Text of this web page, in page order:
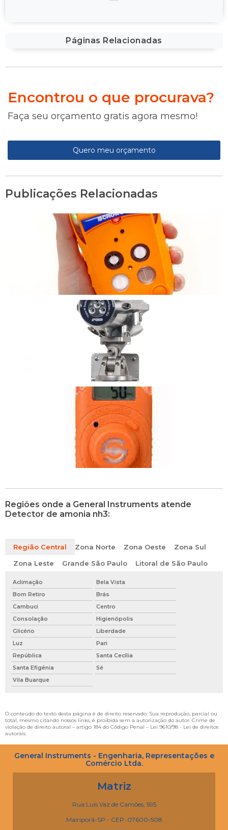
Páginas Relacionadas
Encontrou o que procurava?
Faça seu orçamento gratis agora mesmo!
Quero meu orçamento
Publicações Relacionadas
Regiões onde a General Instruments atende
Detector de amonia nh3:
Região Central Zona Norte Zona Oeste
Zona Sul
Zona Leste
Grande São Paulo Litoral de São Paulo
Aclimação
Bela Vista
Bom Retiro
Brás
Cambuci
Centro
Consolação
Higienópolis
Glicério
Liberdade
Luz
Pari
República
Santa Cecília
Santa Efigênia
Sé
Vila Buarque
O conteúdo do texto desta página é de direito reservado. Sua reprodução, parcial ou
total, mesmo citando nossos links, é proibida sem a autorização do autor. Crime de
violação de direito autoral – artigo 184 do Código Penal – Lei 9610/98 - Lei de direitos
autorais
General Instruments - Engenharia, Representações e
Comércio Ltda.
Matriz
Rua Luís Vaz de Camões, 595
Mairiporã-SP - CEP: 07600-508